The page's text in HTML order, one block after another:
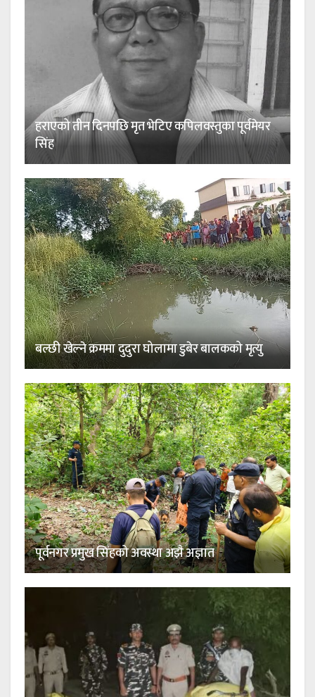
हराएको तीन दिनपछि मृत भेटिए कपिलवस्तुका पूर्वमेयर
सिंह
बल्छी खेल्ने क्रममा दुदुरा घोलामा डुबेर बालकको मृत्यु
पूर्वनगर प्रमुख सिंहको अवस्था अझै अज्ञात